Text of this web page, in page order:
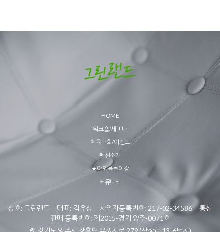
HOME
워크숍/세미나
체육대회/이벤트
펜션소개
★야외물놀이장
커뮤니티
상호: 그린랜드 대표: 김유상 사업자등록번호: 217-02-34586 통신
판매 등록번호: 제2015-경기 양주-0071호
경기도 양주시 장흥면 유원지로 279 (삼상리 13-6번지)